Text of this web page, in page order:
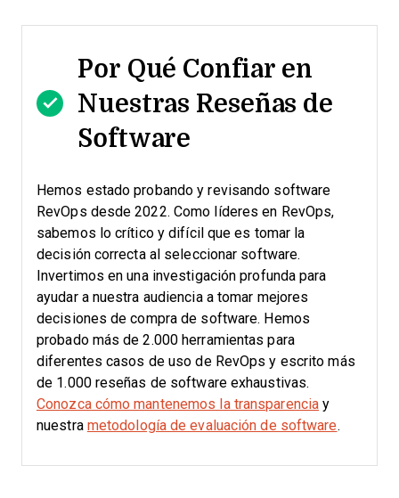
Por Qué Confiar en
Nuestras Reseñas de
Software
Hemos estado probando y revisando software
RevOps desde 2022. Como líderes en RevOps,
sabemos lo crítico y difícil que es tomar la
decisión correcta al seleccionar software.
Invertimos en una investigación profunda para
ayudar a nuestra audiencia a tomar mejores
decisiones de compra de software. Hemos
probado más de 2.000 herramientas para
diferentes casos de uso de RevOps y escrito más
de 1.000 reseñas de software exhaustivas.
Conozca cómo mantenemos la transparencia y
nuestra metodología de evaluación de software.